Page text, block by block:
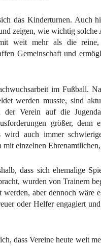
das Kinderturnen. Auch
zeigen, wie wichtig
weit mehr als die
Gemeinschaft und
im Fußball.
werden musste, sind
der Verein auf die
größer,
wird auch immer
einzelnen
dass sich ehemalige
wurden von Trainern
aber dennoch wäre
oder Helfer engagiert
dass Vereine heute weit